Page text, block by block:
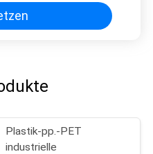
Plastik-pp.-PET
industrielle